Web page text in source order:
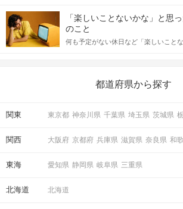
合にどのような行動に繋げるべきかを
しかし、中には「どう誘ったらいいの
っしゃるのではないでしょうか。 そこ
送るLINEでのデートの誘い方のコツを
えながら解説するので、ぜひ参考にして
「楽しいことないかな」と思
のこと
何も予定がない休日など「楽しいこと
の楽しいことアイデアを集めました♪
都道府県から探す
関東 東京都 神奈川県 千葉県 埼玉県 茨城県
関西 大阪府 京都府 兵庫県 滋賀県 奈良県 和
東海 愛知県 静岡県 岐阜県 三重県
北海道 北海道